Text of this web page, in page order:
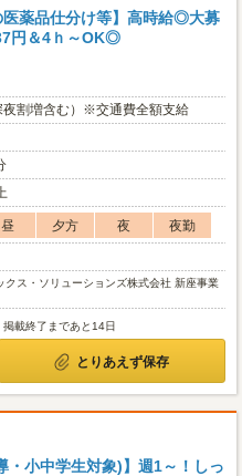
医薬品仕分け等】高時給◎大募
円＆4ｈ～OK◎
割増含む）※交通費全額支給
昼 夕方 夜
夜勤
クス・ソリューションズ株式会社 新座事業
掲載終了まであと14日
とりあえず保存
・小中学生対象)】週1～！しっ